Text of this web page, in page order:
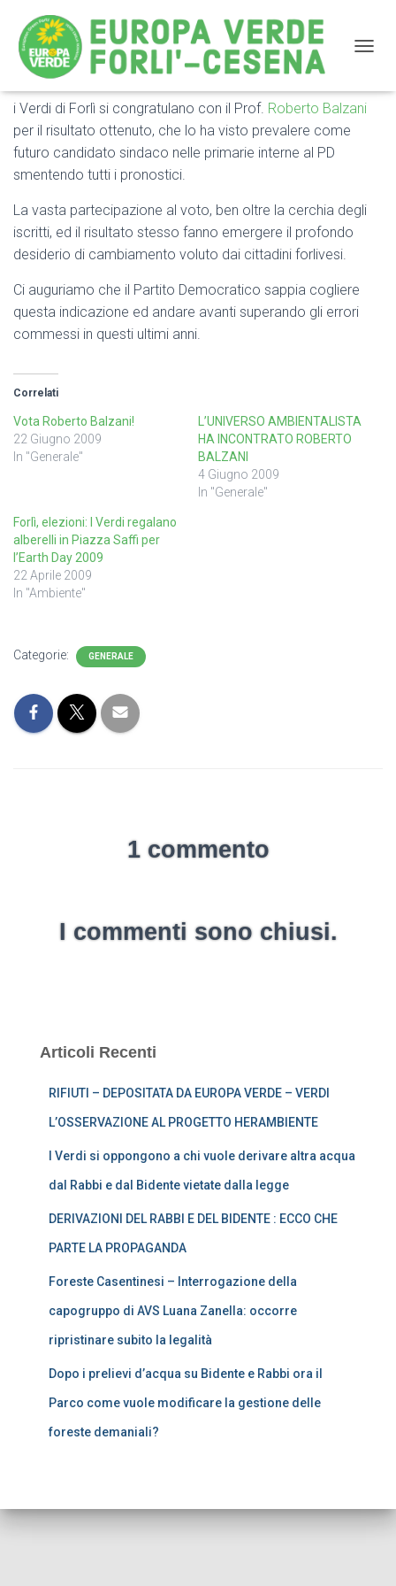
Congratulazioni a Roberto Balzani
i Verdi di Forlì si congratulano con il Prof. Roberto Balzani
per il risultato ottenuto, che lo ha visto prevalere come
futuro candidato sindaco nelle primarie interne al PD
smentendo tutti i pronostici.
La vasta partecipazione al voto, ben oltre la cerchia degli
iscritti, ed il risultato stesso fanno emergere il profondo
desiderio di cambiamento voluto dai cittadini forlivesi.
Ci auguriamo che il Partito Democratico sappia cogliere
questa indicazione ed andare avanti superando gli errori
commessi in questi ultimi anni.
Correlati
Vota Roberto Balzani!
22 Giugno 2009
In "Generale"
L’UNIVERSO AMBIENTALISTA
HA INCONTRATO ROBERTO
BALZANI
4 Giugno 2009
In "Generale"
Forlì, elezioni: I Verdi regalano
alberelli in Piazza Saffi per
l’Earth Day 2009
22 Aprile 2009
In "Ambiente"
Categorie: GENERALE
1 commento
I commenti sono chiusi.
Articoli Recenti
RIFIUTI – DEPOSITATA DA EUROPA VERDE – VERDI
L’OSSERVAZIONE AL PROGETTO HERAMBIENTE
I Verdi si oppongono a chi vuole derivare altra acqua
dal Rabbi e dal Bidente vietate dalla legge
DERIVAZIONI DEL RABBI E DEL BIDENTE : ECCO CHE
PARTE LA PROPAGANDA
Foreste Casentinesi – Interrogazione della
capogruppo di AVS Luana Zanella: occorre
ripristinare subito la legalità
Dopo i prelievi d’acqua su Bidente e Rabbi ora il
Parco come vuole modificare la gestione delle
foreste demaniali?